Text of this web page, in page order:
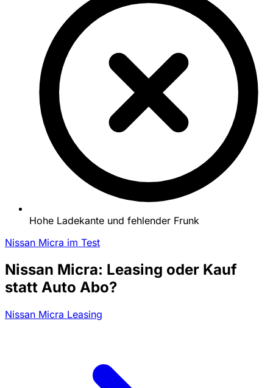
Hohe Ladekante und fehlender Frunk
Nissan Micra im Test
Nissan Micra: Leasing oder Kauf
statt Auto Abo?
Nissan Micra Leasing